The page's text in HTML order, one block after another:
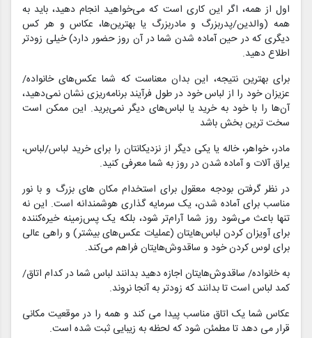
اول از همه، اگر این کاری است که می‌خواهید انجام دهید، باید به
همه (والدین/پدربزرگ و مادربزرگ یا بهترین‌ها، عکاس و هر کس
دیگری که در حین آماده شدن شما در آن روز حضور دارد) خیلی زودتر
اطلاع دهید.
برای بهترین نتیجه، این بدان معناست که شما عکس‌های خانواده/
عزیزان خود را از لباس خود در طول فرآیند برنامه‌ریزی نشان نمی‌دهید،
آن‌ها را با خود به خرید یا لباس‌های دیگر نمی‌برید. این ممکن است
سخت ترین بخش باشد
مادر، خواهر، خاله یا یکی دیگر از نزدیکانتان را برای خرید لباس/لباس،
یراق آلات و آماده شدن در روز به شما معرفی کنید.
در نظر گرفتن بودجه معقول برای استخدام مکان های بزرگ و با نور
مناسب برای آماده شدن، یک سرمایه گذاری هوشمندانه است. این نه
تنها باعث می‌شود روز شما آرام‌تر شود، بلکه یک پس‌زمینه خیره‌کننده
برای آویزان کردن لباس‌هایتان (عملیات عکس‌های بیشتر) و راهی عالی
برای لوس کردن خود و ساقدوش‌هایتان فراهم می‌کند.
به خانواده/ ساقدوش‌هایتان اجازه دهید بدانند لباس شما در کدام اتاق/
کمد لباس است تا بدانند که زودتر به آنجا نروند.
عکاس شما یک اتاق مناسب پیدا می کند و همه را در موقعیت مکانی
قرار می دهد تا مطمئن شود که لحظه به زیبایی ثبت شده است.